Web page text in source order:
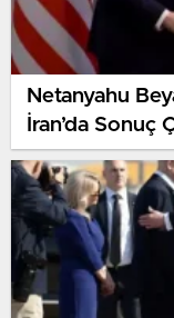
Netanyahu
İran’da Sonuç